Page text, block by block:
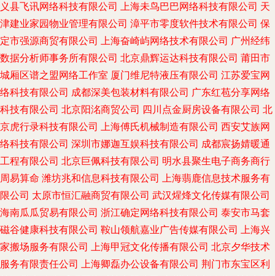
义县飞讯网络科技有限公司 上海未鸟巴巴网络科技有限公司 天
津建业家园物业管理有限公司 漳平市零度软件技术有限公司 保
定市强源商贸有限公司 上海奋崎屿网络技术有限公司 广州经纬
数据分析师事务所有限公司 北京鼎辉运达科技有限公司 莆田市
城厢区谱之盟网络工作室 厦门维尼特液压有限公司 江苏爱宝网
络科技有限公司 成都深美包装材料有限公司 广东红苞分享网络
科技有限公司 北京阳洺商贸公司 四川点金厨房设备有限公司 北
京虎行录科技有限公司 上海傅氏机械制造有限公司 西安艾族网
络科技有限公司 深圳市娜迦互娱科技有限公司 成都宸扬婧暖通
工程有限公司 北京巨佩科技有限公司 明水县聚生电子商务商行
周易算命 潍坊兆和信息科技有限公司 上海翡鹿信息技术服务有
限公司 太原市恒汇融商贸有限公司 武汉煋烽文化传媒有限公司
海南瓜瓜贸易有限公司 浙江确定网络科技有限公司 泰安市马套
磁谷健康科技有限公司 鞍山领航嘉业广告传媒有限公司 上海兴
家搬场服务有限公司 上海甲冠文化传播有限公司 北京夕华技术
服务有限责任公司 上海卿磊办公设备有限公司 荆门市东宝区利